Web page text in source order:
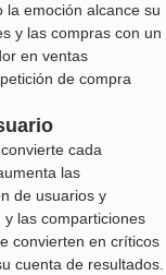
la emoción alcance su
y las compras con un
en ventas
de compra
cada
las
de usuarios y
las comparticiones
convierten en críticos
cuenta de resultados.